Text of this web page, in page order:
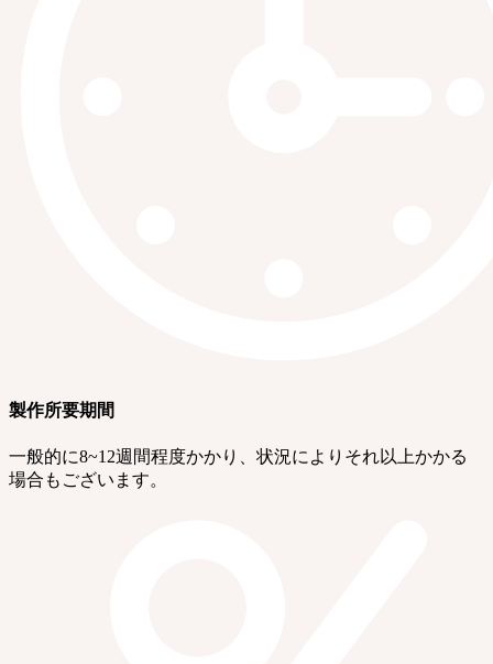
製作所要期間
一般的に8~12週間程度かかり、状況によりそれ以上かかる
場合もございます。